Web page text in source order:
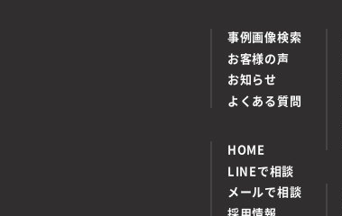
事例画像検索
お客様の声
お知らせ
よくある質問
HOME
LINEで相談
メールで相談